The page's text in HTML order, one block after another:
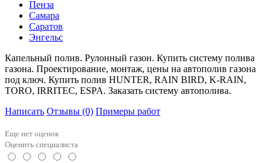
Пенза
Самара
Саратов
Энгельс
Капельный полив. Рулонный газон. Купить систему полива
газона. Проектирование, монтаж, цены на автополив газона
под ключ. Купить полив HUNTER, RAIN BIRD, K-RAIN,
TORO, IRRITEC, ESPA. Заказать систему автополива.
Написать Отзывы (0) Примеры работ
Еще нет оценок
Оценить специалиста